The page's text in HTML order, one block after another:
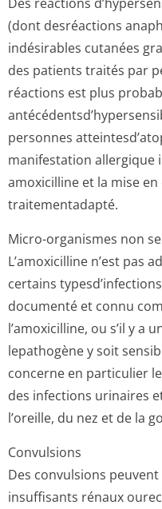
(dont desréactions
indésirables cutanées
des patients traités par
réactions est plus
personnes
manifestation allergique
amoxicilline et la mise
traitementadapté.
Micro-organismes non
L’amoxicilline n’est pas
certains
documenté et connu
l’amoxicilline, ou s’il y a
lepathogène y soit
concerne en particulier
des infections urinaires
l’oreille, du nez et de la
Convulsions
Des convulsions
insuffisants rénaux